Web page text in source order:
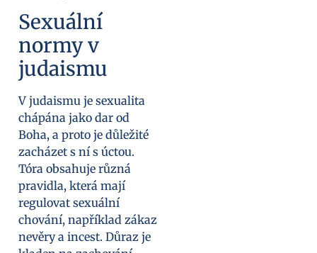
Sexuální
normy v
judaismu
V judaismu je sexualita
chápána jako dar od
Boha, a proto je důležité
zacházet s ní s úctou.
Tóra obsahuje různá
pravidla, která mají
regulovat sexuální
chování, například zákaz
nevěry a incest. Důraz je